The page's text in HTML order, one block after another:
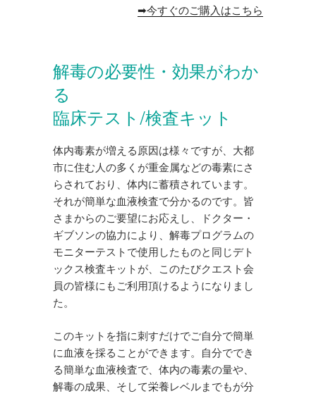
➡今すぐのご購入はこちら
解毒の必要性・効果がわか
る
臨床テスト/検査キット
体内毒素が増える原因は様々ですが、大都
市に住む人の多くが重金属などの毒素にさ
らされており、体内に蓄積されています。
それが簡単な血液検査で分かるのです。皆
さまからのご要望にお応えし、ドクター・
ギブソンの協力により、解毒プログラムの
モニターテストで使用したものと同じデト
ックス検査キットが、このたびクエスト会
員の皆様にもご利用頂けるようになりまし
た。
このキットを指に刺すだけでご自分で簡単
に血液を採ることができます。自分ででき
る簡単な血液検査で、体内の毒素の量や、
解毒の成果、そして栄養レベルまでもが分